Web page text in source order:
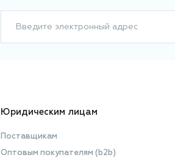
Введите электронный адрес
Юридическим лицам
Поставщикам
Оптовым покупателям (b2b)